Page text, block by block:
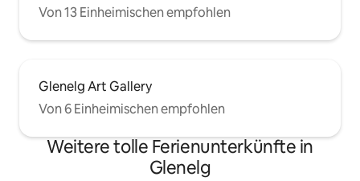
Von 13 Einheimischen empfohlen
Glenelg Art Gallery
Von 6 Einheimischen empfohlen
Weitere tolle Ferienunterkünfte in
Glenelg